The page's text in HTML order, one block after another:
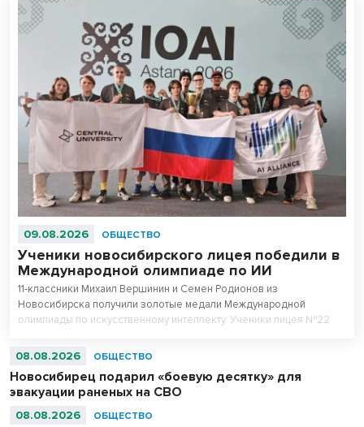
09.08.2026 ОБЩЕСТВО
Ученики новосибирского лицея победили в
Международной олимпиаде по ИИ
11-классники Михаил Вершинин и Семен Родионов из
Новосибирска получили золотые медали Международной
олимпиады по искусственному интеллекту. Ученики лицея №22
абсолютными чемпионами соревнований.
08.08.2026 ОБЩЕСТВО
Новосибирец подарил «боевую десятку» для
эвакуации раненых на СВО
08.08.2026 ОБЩЕСТВО